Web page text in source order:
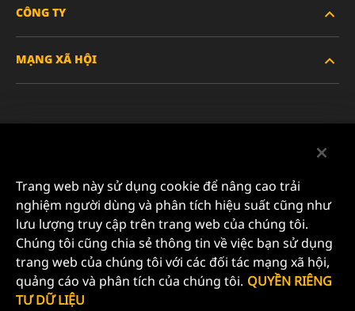
XE HÀNH KHÁCH VÀ XE TẢI NHẸ
CÔNG TY
VỀ CHÚNG TÔI
SỰ NGHIỆP
QUYỀN RIÊNG TƯ DỮ LIỆU
THÔNG BÁO PHÁP LÝ
MẠNG XÃ HỘI
YouTube
MANN+HUMMEL FILTER TECHNOLOGY (S.E.A.) PTE
LTD
23 Rochester Park
Trang web này sử dụng cookie để nâng cao trải
nghiệm người dùng và phân tích hiệu suất cũng như
lưu lượng truy cập trên trang web của chúng tôi.
Chúng tôi cũng chia sẻ thông tin về việc bạn sử dụng
trang web của chúng tôi với các đối tác mạng xã hội,
quảng cáo và phân tích của chúng tôi. QUYỀN RIÊNG
TƯ DỮ LIỆU